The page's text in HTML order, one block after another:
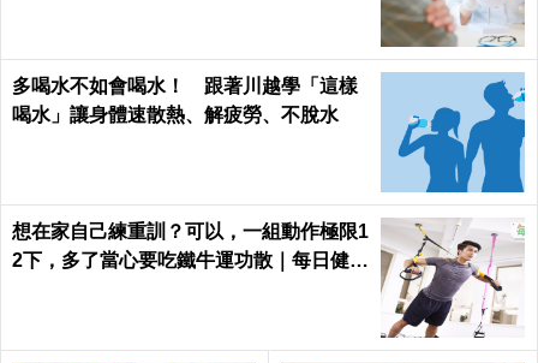
多喝水不如會喝水！ 跟著川越學「這樣
喝水」讓身體速散熱、解疲勞、不脫水
想在家自己練重訓？可以，一組動作極限1
2下，多了當心要吃鐵牛運功散｜每日健康